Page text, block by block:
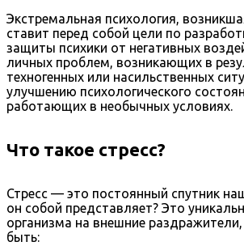
Экстремальная психология,
ставит перед собой цели по
защиты психики от негативных
личных проблем, возникающих в
техногенных или насильственных
улучшению психологического
работающих в необычных условиях.
Что такое стресс?
Стресс — это постоянный спутник
он собой представляет? Это
организма на внешние
быть: